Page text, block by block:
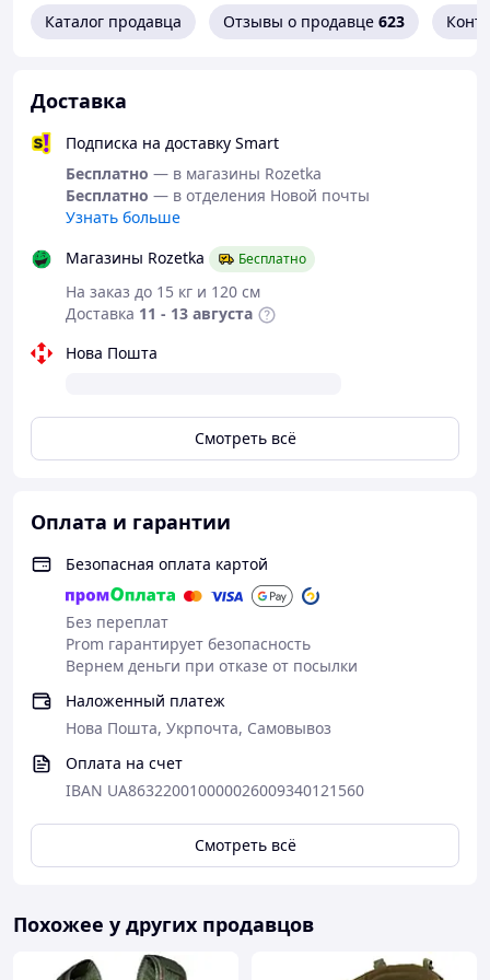
- 1 подсумок под аптечку / личные вещи
Каталог продавца Отзывы о продавце 623
Доставка
Подписка на доставку Smart
Бесплатно — в магазины Rozetka
Бесплатно — в отделения Новой почты
Узнать больше
Магазины Rozetka
Бесплатно
На заказ до 15 кг и 120 см
Доставка 11 - 13 августа
Нова Пошта
Смотреть всё
Оплата и гарантии
Безопасная оплата картой
Без переплат
Prom гарантирует безопасность
Вернем деньги при отказе от посылки
Наложенный платеж
Нова Пошта, Укрпочта, Самовывоз
Оплата на счет
IBAN UA863220010000026009340121560
Смотреть всё
Похожее у других продавцов